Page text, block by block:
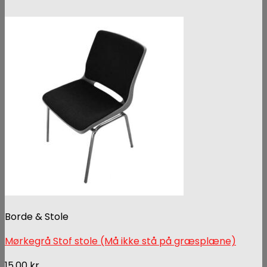
Borde & Stole
Mørkegrå Stof stole (Må ikke stå på græsplæne)